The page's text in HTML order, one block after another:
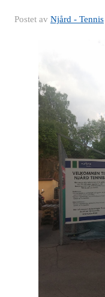
Postet av Njård - Tennis